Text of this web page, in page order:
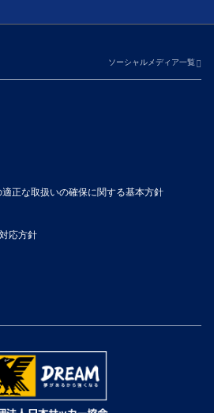
ソーシャルメディア一覧
正な取扱いの確保に関する基本方針
応方針